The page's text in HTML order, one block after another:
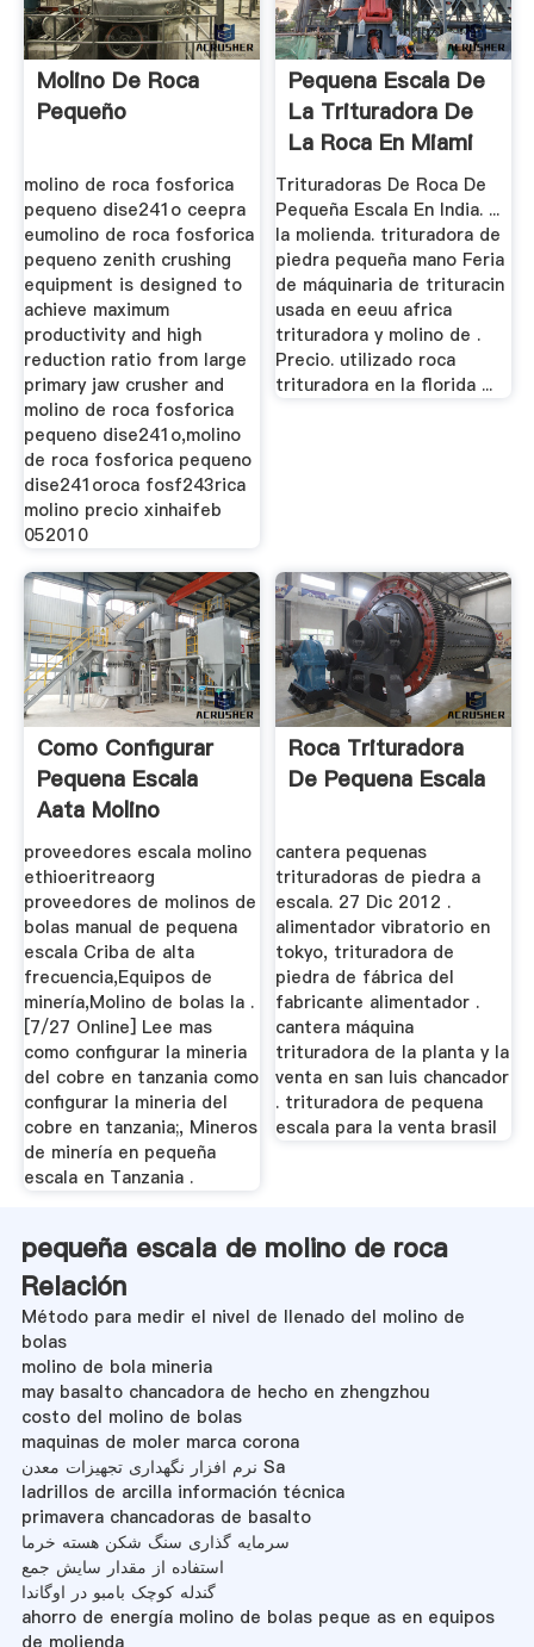
Molino De Roca
Pequeño
molino de roca fosforica
pequeno dise241o ceepra
eumolino de roca fosforica
pequeno zenith crushing
equipment is designed to
achieve maximum
productivity and high
reduction ratio from large
primary jaw crusher and
molino de roca fosforica
pequeno dise241o,molino
de roca fosforica pequeno
dise241oroca fosf243rica
molino precio xinhaifeb
052010
Pequena Escala De
La Trituradora De
La Roca En Miami
Florida
Trituradoras De Roca De
Pequeña Escala En India. ...
la molienda. trituradora de
piedra pequeña mano Feria
de máquinaria de trituracin
usada en eeuu africa
trituradora y molino de .
Precio. utilizado roca
trituradora en la florida ...
Como Configurar
Pequena Escala
Aata Molino
proveedores escala molino
ethioeritreaorg
proveedores de molinos de
bolas manual de pequena
escala Criba de alta
frecuencia,Equipos de
minería,Molino de bolas la .
[7/27 Online] Lee mas
como configurar la mineria
del cobre en tanzania como
configurar la mineria del
cobre en tanzania;, Mineros
de minería en pequeña
escala en Tanzania .
Roca Trituradora
De Pequena Escala
cantera pequenas
trituradoras de piedra a
escala. 27 Dic 2012 .
alimentador vibratorio en
tokyo, trituradora de
piedra de fábrica del
fabricante alimentador .
cantera máquina
trituradora de la planta y la
venta en san luis chancador
. trituradora de pequena
escala para la venta brasil
pequeña escala de molino de roca
Relación
Método para medir el nivel de llenado del molino de
bolas
molino de bola mineria
may basalto chancadora de hecho en zhengzhou
costo del molino de bolas
maquinas de moler marca corona
نرم افزار نگهداری تجهیزات معدن Sa
ladrillos de arcilla información técnica
primavera chancadoras de basalto
سرمایه گذاری سنگ شکن هسته خرما
استفاده از مقدار سایش جمع
گندله کوچک بامبو در اوگاندا
ahorro de energía molino de bolas peque as en equipos
de molienda